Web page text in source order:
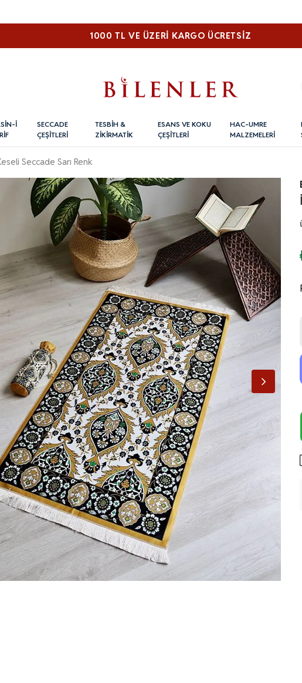
1000 TL VE ÜZERI KARGO ÜCRETSİZ
İ
SECCADE
ÇEŞİTLERİ
TESBİH &
ZİKİRMATİK
ESANS VE KOKU
ÇEŞİTLERİ
HAC-UMRE
MALZEMELERİ
Seccade Sarı Renk